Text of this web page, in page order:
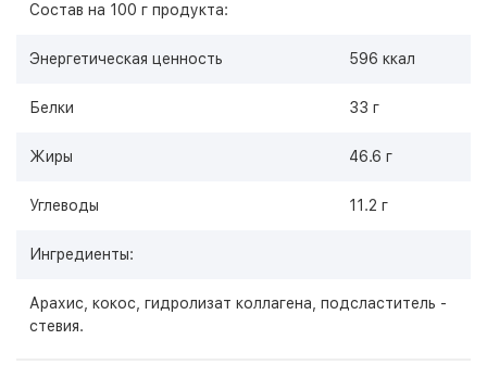
Состав на 100 г продукта:
Энергетическая ценность 596 ккал
Белки 33 г
Жиры 46.6 г
Углеводы 11.2 г
Ингредиенты:
Арахис, кокос, гидролизат коллагена, подсластитель -
стевия.